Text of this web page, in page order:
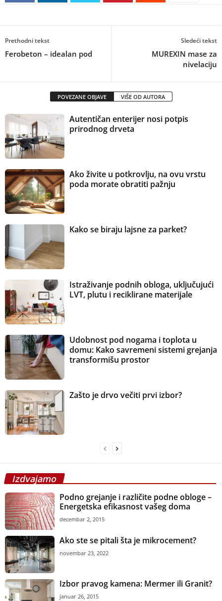
Prethodni tekst
Ferobeton – idealan pod
Sledeći tekst
MUREXIN mase za
nivelaciju
POVEZANE OBJAVE VIŠE OD AUTORA
Autentičan enterijer nosi potpis
prirodnog drveta
Ako živite u potkrovlju, na ovu vrstu
poda morate obratiti pažnju
Kako se biraju lajsne za parket?
Istraživanje podnih obloga, uključujući
LVT, plutu i reciklirane materijale
Udobnost pod nogama i toplota u
domu: Kako savremeni sistemi grejanja
transformišu prostor
Zašto je drvo večiti prvi izbor?
Izdvajamo
Podno grejanje i različite podne obloge –
Energetska efikasnost vašeg doma
decembar 2, 2015
Ako ste se pitali šta je mikrocement?
novembar 23, 2022
Izbor pravog kamena: Mermer ili Granit?
januar 26, 2015